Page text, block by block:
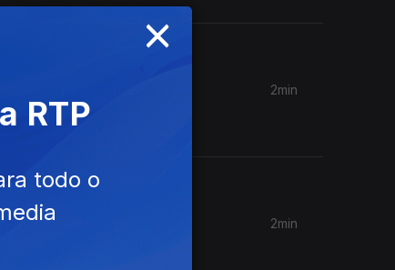
Aura
2min
2min
×
RTP
todo o